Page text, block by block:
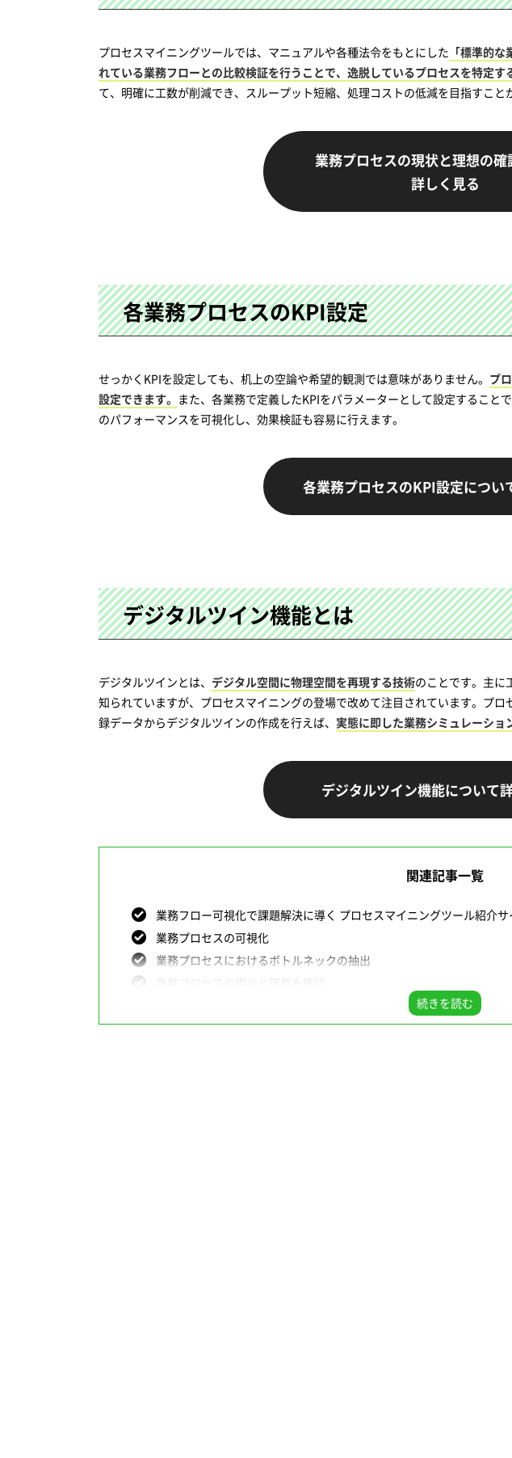
プロセスマイニングツールでは、マニュアルや各種法令をもとにした 「標準的
れている業務フローとの比較検証を行うことで、逸脱しているプロセスを特定す
て、明確に工数が削減でき、スループット短縮、処理コストの低減を目指すこと
業務プロセスの現状と理想の確
詳しく見る
各業務プロセスのKPI設定
せっかくKPIを設定しても、机上の空論や希望的観測では意味がありません。 プ
設定できます。 また、各業務で定義したKPIをパラメーターとして設定すること
のパフォーマンスを可視化し、効果検証も容易に行えます。
各業務プロセスのKPI設定につい
デジタルツイン機能とは
デジタルツインとは、 デジタル空間に物理空間を再現する技術のことです。主に
知られていますが、プロセスマイニングの登場で改めて注目されています。プ
録データからデジタルツインの作成を行えば、 実態に即した業務シミュレーショ
デジタルツイン機能について
関連記事一覧
業務フロー可視化で課題解決に導く プロセスマイニングツール紹介サ
業務プロセスの可視化
業務プロセスにおけるボトルネックの抽出
デジタルツイン機能とは